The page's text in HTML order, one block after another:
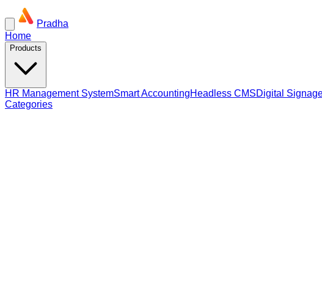
Pradha
Home
Products
HR Management SystemSmart AccountingHeadless CMSDigital
Categories